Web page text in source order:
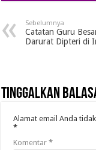
Sebelumnya
Catatan Guru
Darurat Dipteri di
Tinggalkan
Alamat email Anda
*
Komentar*